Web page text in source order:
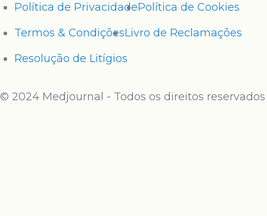
Política de PrivacidadePolítica de Cookies
Termos & CondiçõesLivro de Reclamações
Resolução de Litígios
© 2024 Medjournal - Todos os direitos reservados